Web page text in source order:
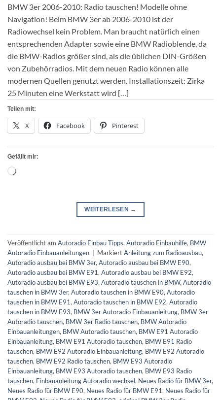
BMW 3er 2006-2010: Radio tauschen! Modelle ohne
Navigation! Beim BMW 3er ab 2006-2010 ist der
Radiowechsel kein Problem. Man braucht natürlich einen
entsprechenden Adapter sowie eine BMW Radioblende, da
die BMW-Radios größer sind, als die üblichen DIN-Größen
von Zubehörradios. Mit dem neuen Radio können alle
modernen Quellen genutzt werden. Installationszeit: Zirka
25 Minuten eine Werkstatt wird […]
Teilen mit:
X Facebook Pinterest
Gefällt mir:
Wird
WEITERLESEN →
Veröffentlicht am Autoradio Einbau Tipps, Autoradio Einbauhilfe, BMW
Autoradio Einbauanleitungen
MarkiertAnleitung zum Radioausbau,
Autoradio ausbau bei BMW 3er, Autoradio ausbau bei BMW E90,
Autoradio ausbau bei BMW E91, Autoradio ausbau bei BMW E92,
Autoradio ausbau bei BMW E93, Autoradio tauschen in BMW, Autoradio
tauschen in BMW 3er, Autoradio tauschen in BMW E90, Autoradio
tauschen in BMW E91, Autoradio tauschen in BMW E92, Autoradio
tauschen in BMW E93, BMW 3er Autoradio Einbauanleitung, BMW 3er
Autoradio tauschen, BMW 3er Radio tauschen, BMW Autoradio
Einbauanleitungen, BMW Autoradio tauschen, BMW E91 Autoradio
Einbauanleitung, BMW E91 Autoradio tauschen, BMW E91 Radio
tauschen, BMW E92 Autoradio Einbauanleitung, BMW E92 Autoradio
tauschen, BMW E92 Radio tauschen, BMW E93 Autoradio
Einbauanleitung, BMW E93 Autoradio tauschen, BMW E93 Radio
tauschen, Einbauanleitung Autoradio wechsel, Neues Radio für BMW 3er,
Neues Radio für BMW E90, Neues Radio für BMW E91, Neues Radio für